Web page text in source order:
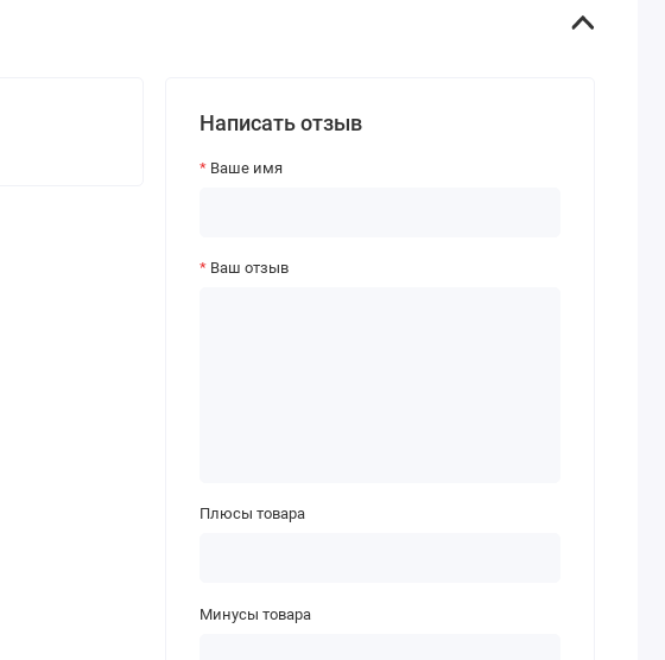
Написать отзыв
Ваше имя
Ваш отзыв
Плюсы товара
Минусы товара